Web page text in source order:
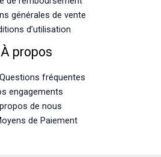
générales de vente
d’utilisation
À propos
fréquentes
engagements
de nous
de Paiement